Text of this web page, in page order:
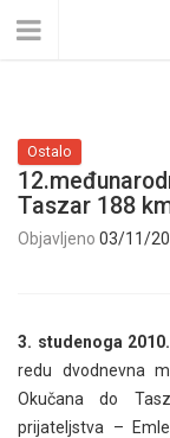
Ostalo
Taszar 188
Objavljeno 03/11/
3. studenoga 2010.
redu dvodnevna
Okučana do
prijateljstva –